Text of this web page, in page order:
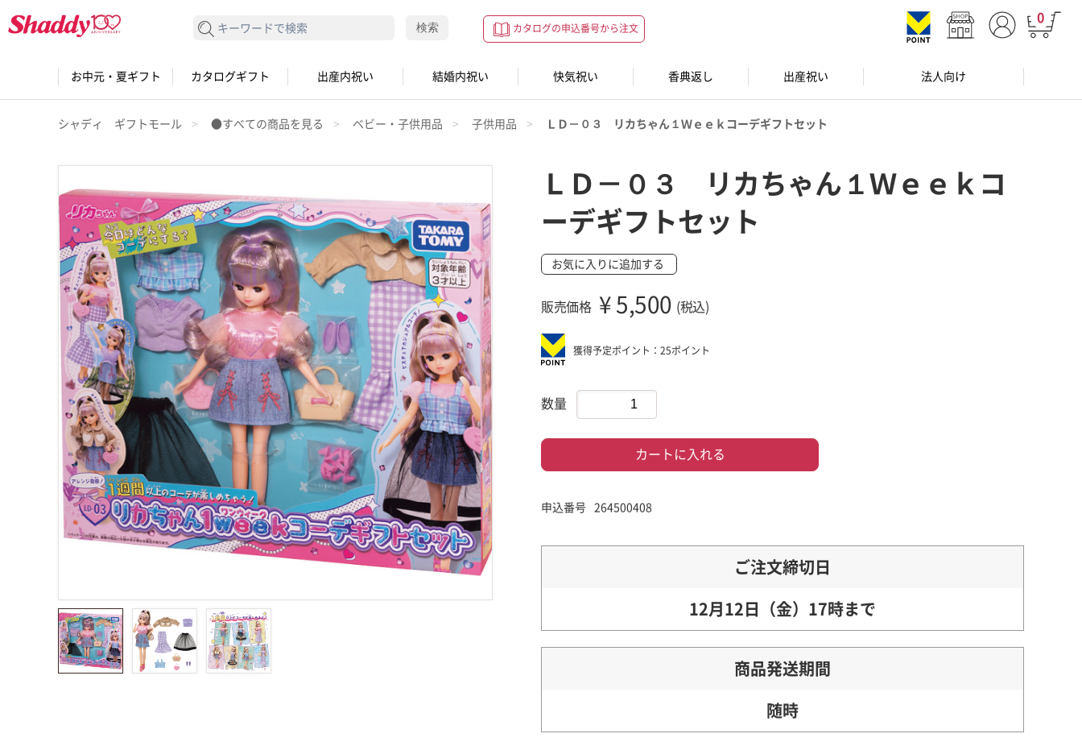
0
カタログの申込番号から注文
検索する 検索
お中元・夏ギフト カタログギフト 出産内祝い 結婚内祝い 快気祝い 香典返し 出産祝い 法人向け
シャディ ギフトモール ●すべての商品を見る ベビー・子供用品 子供用品 ＬＤ－０３ リカちゃん１Ｗｅｅｋコーデギフトセット
ＬＤ－０３ リカちゃん１Ｗｅｅｋコ
ーデギフトセット
お気に入りに追加する
販売価格 ¥ 5,500 (税込)
獲得予定ポイント：25ポイント
数量
カートに入れる
申込番号 264500408
ご注文締切日
12月12日（金）17時まで
商品発送期間
随時